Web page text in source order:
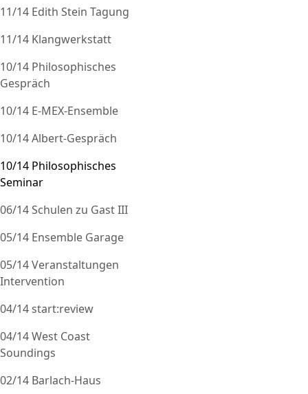
11/14 Edith Stein Tagung
11/14 Klangwerkstatt
10/14 Philosophisches
Gespräch
10/14 E-MEX-Ensemble
10/14 Albert-Gespräch
10/14 Philosophisches
Seminar
06/14 Schulen zu Gast III
05/14 Ensemble Garage
05/14 Veranstaltungen
Intervention
04/14 start:review
04/14 West Coast
Soundings
02/14 Barlach-Haus